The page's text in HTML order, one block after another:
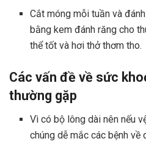
Cắt móng mỗi tuần và
bằng kem đánh răng cho
thể tốt và hơi thở thơm tho.
Các vấn đề về sức
thường gặp
Vì có bộ lông dài nên nếu
chúng dễ mắc các bệnh về